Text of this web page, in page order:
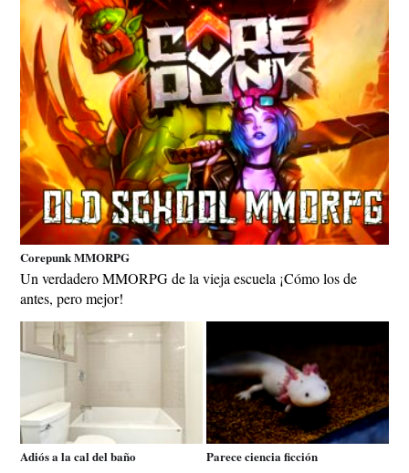
Corepunk MMORPG
Un verdadero MMORPG de la vieja escuela ¡Cómo los de
antes, pero mejor!
Adiós a la cal del baño Parece ciencia ficción